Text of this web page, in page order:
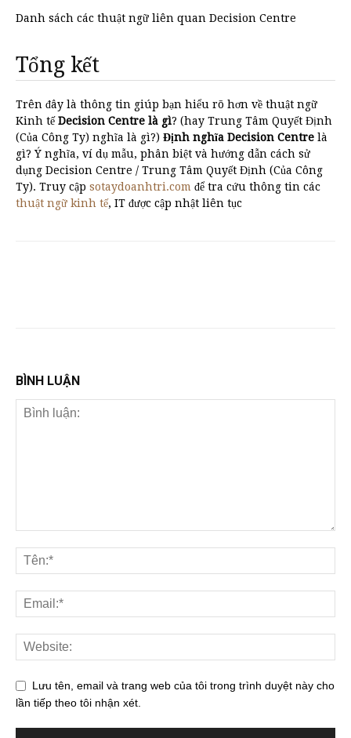
Danh sách các thuật ngữ liên quan Decision Centre
Tổng kết
Trên đây là thông tin giúp bạn hiểu rõ hơn về thuật ngữ
Kinh tếDecision Centre là gì? (hay Trung Tâm Quyết Định
(Của Công Ty) nghĩa là gì?) Định nghĩa Decision Centre là
gì? Ý nghĩa, ví dụ mẫu, phân biệt và hướng dẫn cách sử
dụng Decision Centre / Trung Tâm Quyết Định (Của Công
Ty). Truy cập sotaydoanhtri.com để tra cứu thông tin các
thuật ngữ kinh tế, IT được cập nhật liên tục
BÌNH LUẬN
Lưu tên, email và trang web của tôi trong trình duyệt này cho
lần tiếp theo tôi nhận xét.